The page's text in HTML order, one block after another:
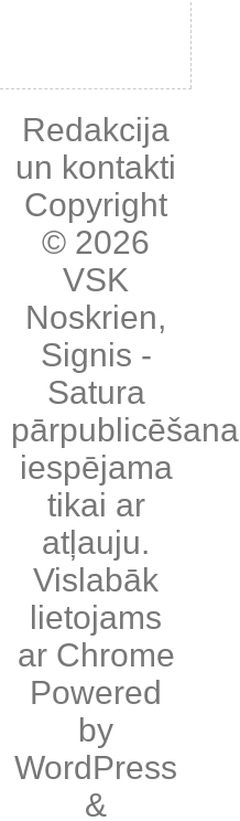
Redakcija
un kontakti
Copyright
© 2026
VSK
Noskrien,
Signis -
Satura
pārpublicēšana
iespējama
tikai ar
atļauju.
Vislabāk
lietojams
ar Chrome
Powered
by
WordPress
&